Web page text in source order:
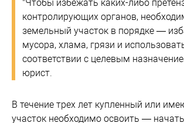
"Чтобы избежать каких-либо
контролирующих органов,
земельный участок в порядке —
мусора, хлама, грязи и
соответствии с целевым
юрист.
В течение трех лет купленный или
участок необходимо освоить — начать